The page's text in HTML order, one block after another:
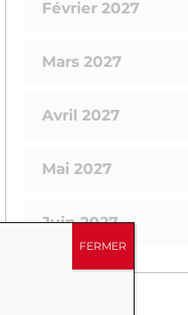
Février 2027
Mars 2027
Avril 2027
Mai 2027
Juin 2027
FERMER